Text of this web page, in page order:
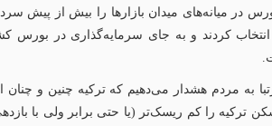
میانه‌های میدان بازارها را بیش از پیش
کردند و به جای سرمایه‌گذاری در بورس
به مردم هشدار می‌دهیم که ترکیه چنین و
ترکیه را کم ریسک‌تر (یا حتی برابر ولی با